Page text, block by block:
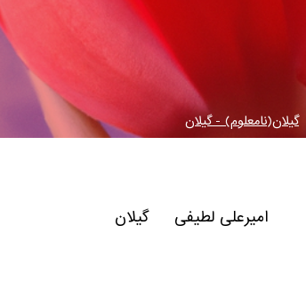
گیلان(نامعلوم) - گیلان
امیرعلی لطیفی گیلان